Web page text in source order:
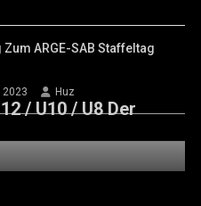
Zum ARGE-SAB Staffeltag
2023 Huz
/ U10 / U8 Der